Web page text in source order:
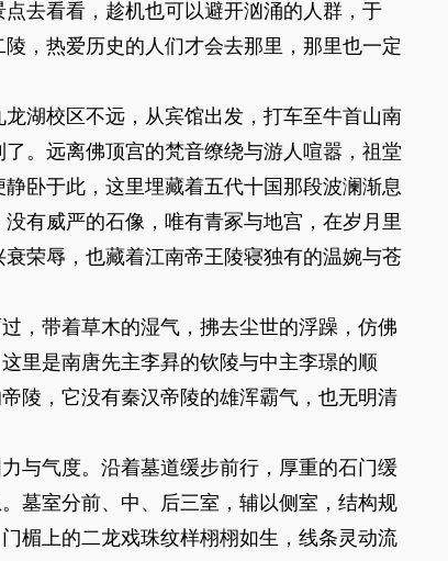
去看看，趁机也可以避开汹涌的人群，于
，热爱历史的人们才会去那里，那里也一定
校区不远，从宾馆出发，打车至牛首山南
。远离佛顶宫的梵音缭绕与游人喧嚣，祖堂
卧于此，这里埋藏着五代十国那段波澜渐息
有威严的石像，唯有青冢与地宫，在岁月里
荣辱，也藏着江南帝王陵寝独有的温婉与苍
带着草木的湿气，拂去尘世的浮躁，仿佛
里是南唐先主李昪的钦陵与中主李璟的顺
陵，它没有秦汉帝陵的雄浑霸气，也无明清
气度。沿着墓道缓步前行，厚重的石门缓
墓室分前、中、后三室，辅以侧室，结构规
楣上的二龙戏珠纹样栩栩如生，线条灵动流